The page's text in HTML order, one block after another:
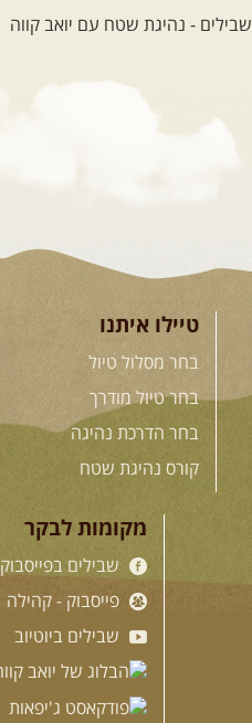
טיילו איתנו
בחר מסלול טיול
בחר טיול מודרך
בחר הדרכת נהיגה
קורס נהיגת שטח
מקומות לבקר
שבילים בפייסבוק
פייסבוק - קהילה
שבילים ביוטיוב